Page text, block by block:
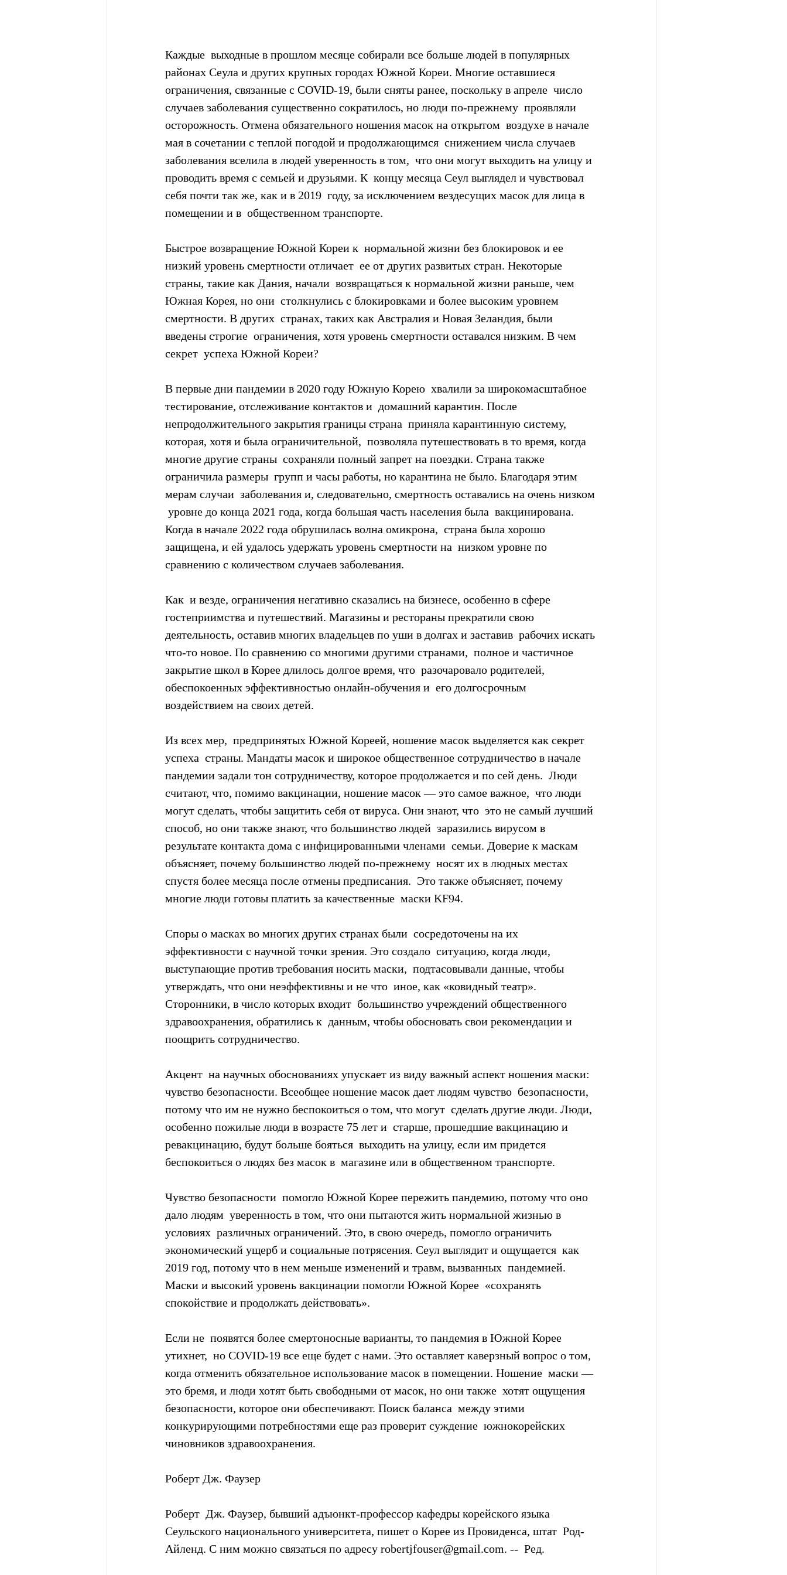
Каждые  выходные в прошлом месяце собирали все больше людей в популярных
районах Сеула и других крупных городах Южной Кореи. Многие оставшиеся
ограничения, связанные с COVID-19, были сняты ранее, поскольку в апреле  число
случаев заболевания существенно сократилось, но люди по-прежнему  проявляли
осторожность. Отмена обязательного ношения масок на открытом  воздухе в начале
мая в сочетании с теплой погодой и продолжающимся  снижением числа случаев
заболевания вселила в людей уверенность в том,  что они могут выходить на улицу и
проводить время с семьей и друзьями. К  концу месяца Сеул выглядел и чувствовал
себя почти так же, как и в 2019  году, за исключением вездесущих масок для лица в
помещении и в  общественном транспорте.
Быстрое возвращение Южной Кореи к  нормальной жизни без блокировок и ее
низкий уровень смертности отличает  ее от других развитых стран. Некоторые
страны, такие как Дания, начали  возвращаться к нормальной жизни раньше, чем
Южная Корея, но они  столкнулись с блокировками и более высоким уровнем
смертности. В других  странах, таких как Австралия и Новая Зеландия, были
введены строгие  ограничения, хотя уровень смертности оставался низким. В чем
секрет  успеха Южной Кореи?
В первые дни пандемии в 2020 году Южную Корею  хвалили за широкомасштабное
тестирование, отслеживание контактов и  домашний карантин. После
непродолжительного закрытия границы страна  приняла карантинную систему,
которая, хотя и была ограничительной,  позволяла путешествовать в то время, когда
многие другие страны  сохраняли полный запрет на поездки. Страна также
ограничила размеры  групп и часы работы, но карантина не было. Благодаря этим
мерам случаи  заболевания и, следовательно, смертность оставались на очень низком
уровне до конца 2021 года, когда большая часть населения была  вакцинирована.
Когда в начале 2022 года обрушилась волна омикрона,  страна была хорошо
защищена, и ей удалось удержать уровень смертности на  низком уровне по
сравнению с количеством случаев заболевания.
Как  и везде, ограничения негативно сказались на бизнесе, особенно в сфере
гостеприимства и путешествий. Магазины и рестораны прекратили свою
деятельность, оставив многих владельцев по уши в долгах и заставив  рабочих искать
что-то новое. По сравнению со многими другими странами,  полное и частичное
закрытие школ в Корее длилось долгое время, что  разочаровало родителей,
обеспокоенных эффективностью онлайн-обучения и  его долгосрочным
воздействием на своих детей.
Из всех мер,  предпринятых Южной Кореей, ношение масок выделяется как секрет
успеха  страны. Мандаты масок и широкое общественное сотрудничество в начале
пандемии задали тон сотрудничеству, которое продолжается и по сей день.  Люди
считают, что, помимо вакцинации, ношение масок — это самое важное,  что люди
могут сделать, чтобы защитить себя от вируса. Они знают, что  это не самый лучший
способ, но они также знают, что большинство людей  заразились вирусом в
результате контакта дома с инфицированными членами  семьи. Доверие к маскам
объясняет, почему большинство людей по-прежнему  носят их в людных местах
спустя более месяца после отмены предписания.  Это также объясняет, почему
многие люди готовы платить за качественные  маски KF94.
Споры о масках во многих других странах были  сосредоточены на их
эффективности с научной точки зрения. Это создало  ситуацию, когда люди,
выступающие против требования носить маски,  подтасовывали данные, чтобы
утверждать, что они неэффективны и не что  иное, как «ковидный театр».
Сторонники, в число которых входит  большинство учреждений общественного
здравоохранения, обратились к  данным, чтобы обосновать свои рекомендации и
поощрить сотрудничество.
Акцент  на научных обоснованиях упускает из виду важный аспект ношения маски:
чувство безопасности. Всеобщее ношение масок дает людям чувство  безопасности,
потому что им не нужно беспокоиться о том, что могут  сделать другие люди. Люди,
особенно пожилые люди в возрасте 75 лет и  старше, прошедшие вакцинацию и
ревакцинацию, будут больше бояться  выходить на улицу, если им придется
беспокоиться о людях без масок в  магазине или в общественном транспорте.
Чувство безопасности  помогло Южной Корее пережить пандемию, потому что оно
дало людям  уверенность в том, что они пытаются жить нормальной жизнью в
условиях  различных ограничений. Это, в свою очередь, помогло ограничить
экономический ущерб и социальные потрясения. Сеул выглядит и ощущается  как
2019 год, потому что в нем меньше изменений и травм, вызванных  пандемией.
Маски и высокий уровень вакцинации помогли Южной Корее  «сохранять
спокойствие и продолжать действовать».
Если не  появятся более смертоносные варианты, то пандемия в Южной Корее
утихнет,  но COVID-19 все еще будет с нами. Это оставляет каверзный вопрос о том,
когда отменить обязательное использование масок в помещении. Ношение  маски —
это бремя, и люди хотят быть свободными от масок, но они также  хотят ощущения
безопасности, которое они обеспечивают. Поиск баланса  между этими
конкурирующими потребностями еще раз проверит суждение  южнокорейских
чиновников здравоохранения.
Роберт Дж. Фаузер
Роберт  Дж. Фаузер, бывший адъюнкт-профессор кафедры корейского языка
Сеульского национального университета, пишет о Корее из Провиденса, штат  Род-
Айленд. С ним можно связаться по адресу robertjfouser@gmail.com. --  Ред.